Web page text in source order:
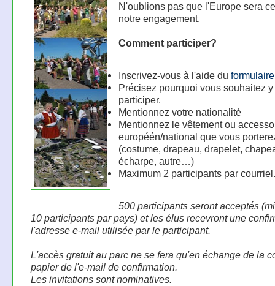
N'oublions pas que l'Europe sera
notre engagement.
Comment participer?
Inscrivez-vous à l'aide du formulaire
Précisez pourquoi vous souhaitez y
participer.
Mentionnez votre nationalité
Mentionnez le vêtement ou
européén/national que vous
(costume, drapeau, drapelet,
écharpe, autre…)
Maximum 2 participants par courriel.
500 participants seront acceptés
10 participants par pays) et les élus recevront une
l'adresse e-mail utilisée par le participant.
L'accès gratuit au parc ne se fera qu'en échange de la
papier de l'e-mail de confirmation.
Les invitations sont nominatives.